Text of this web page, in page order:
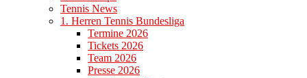
Tennis News
1. Herren Tennis Bundesliga
Termine 2026
Tickets 2026
Team 2026
Presse 2026